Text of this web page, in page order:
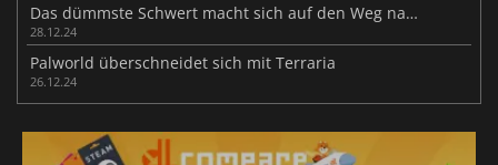
Das dümmste Schwert macht sich auf den Weg nach Palworld
28.12.24
Palworld überschneidet sich mit Terraria
26.12.24